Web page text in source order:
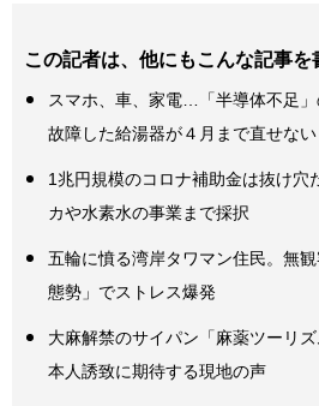
この記者は、他にもこんな記事を
スマホ、車、家電…「半導体不足」
故障した給湯器が４月まで直せない
1兆円規模のコロナ補助金は抜け穴
カや水素水の事業まで採択
五輪に憤る湾岸タワマン住民。無
態勢」でストレス爆発
大麻解禁のサイパン「麻薬ツーリ
本人誘致に期待する現地の声